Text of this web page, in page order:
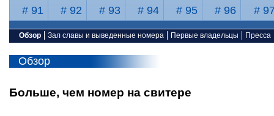
# 91 # 92 # 93 # 94 # 95 # 96 #
Обзор
Обзор
Больше, чем номер на свитере
Зал славы и выведенные номера Первые владельцы Пресса